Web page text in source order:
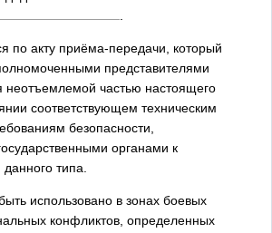
по акту приёма-передачи, который
представителями
неотъемлемой частью настоящего
соответствующем техническим
безопасности,
органами к
типа.
использовано в зонах боевых
конфликтов, определенных